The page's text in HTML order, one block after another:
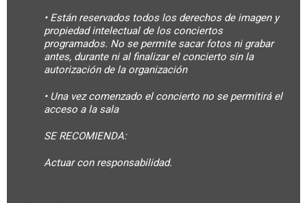
• Están reservados todos los derechos de imagen y
propiedad intelectual de los conciertos
programados. No se permite sacar fotos ni grabar
antes, durante ni al finalizar el concierto sin la
autorización de la organización
• Una vez comenzado el concierto no se permitirá el
acceso a la sala
SE RECOMIENDA:
Actuar con responsabilidad.